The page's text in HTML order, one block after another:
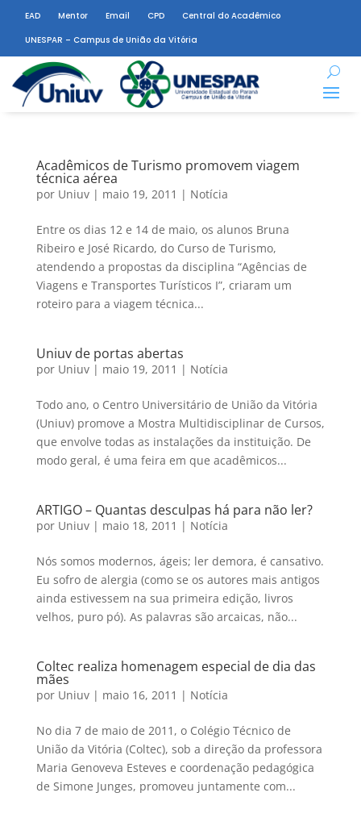
EAD Mentor Email CPD
Central do Acadêmico
UNESPAR – Campus de União da Vitória
Acadêmicos de Turismo promovem viagem
técnica aérea
por Uniuv| maio 19, 2011 | Notícia
Entre os dias 12 e 14 de maio, os alunos Bruna
Ribeiro e José Ricardo, do Curso de Turismo,
atendendo a propostas da disciplina “Agências de
Viagens e Transportes Turísticos I”, criaram um
roteiro para a viagem técnica...
Uniuv de portas abertas
por Uniuv| maio 19, 2011 | Notícia
Todo ano, o Centro Universitário de União da Vitória
(Uniuv) promove a Mostra Multidisciplinar de Cursos,
que envolve todas as instalações da instituição. De
modo geral, é uma feira em que acadêmicos...
ARTIGO – Quantas desculpas há para não ler?
por Uniuv| maio 18, 2011 | Notícia
Nós somos modernos, ágeis; ler demora, é cansativo.
Eu sofro de alergia (como se os autores mais antigos
ainda estivessem na sua primeira edição, livros
velhos, puro pó). As palavras são arcaicas, não...
Coltec realiza homenagem especial de dia das
mães
por Uniuv| maio 16, 2011 | Notícia
No dia 7 de maio de 2011, o Colégio Técnico de
União da Vitória (Coltec), sob a direção da professora
Maria Genoveva Esteves e coordenação pedagógica
de Simone Junges, promoveu juntamente com...